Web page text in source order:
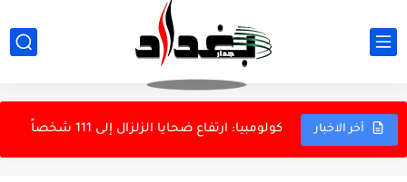
أخر الاخبار
هيئة الحج والعمرة تطلق أسطولاً من الحافلات لنقل زائري...
كولومبيا: ارتفاع ضحايا الزلزال إلى 111 شخصاً